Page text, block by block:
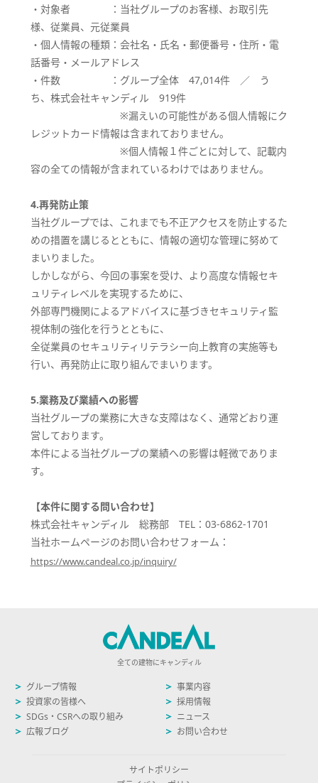
・対象者 ：当社グループのお客様、お取引先
様、従業員、元従業員
・個人情報の種類：会社名・氏名・郵便番号・住所・電
話番号・メールアドレス
・件数 ：グループ全体 47,014件 ／ う
ち、株式会社キャンディル 919件
※漏えいの可能性がある個人情報にク
レジットカード情報は含まれておりません。
※個人情報１件ごとに対して、記載内
容の全ての情報が含まれているわけではありません。
4.再発防止策
当社グループでは、これまでも不正アクセスを防止するた
めの措置を講じるとともに、情報の適切な管理に努めて
まいりました。
しかしながら、今回の事案を受け、より高度な情報セキ
ュリティレベルを実現するために、
外部専門機関によるアドバイスに基づきセキュリティ監
視体制の強化を行うとともに、
全従業員のセキュリティリテラシー向上教育の実施等も
行い、再発防止に取り組んでまいります。
5.業務及び業績への影響
当社グループの業務に大きな支障はなく、通常どおり運
営しております。
本件による当社グループの業績への影響は軽微でありま
す。
【本件に関する問い合わせ】
株式会社キャンディル 総務部 TEL：03-6862-1701
当社ホームページのお問い合わせフォーム：
https://www.candeal.co.jp/inquiry/
グループ情報
事業内容
投資家の皆様へ
採用情報
SDGs・CSRへの取り組み
ニュース
広報ブログ
お問い合わせ
サイトポリシー
全ての建物にキャンディル